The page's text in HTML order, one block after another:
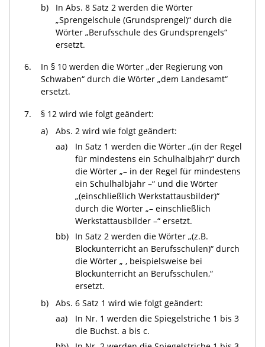
b)
In Abs. 8 Satz 2 werden die Wörter
„Sprengelschule (Grundsprengel)“ durch die
Wörter „Berufsschule des Grundsprengels“
ersetzt.
6.
In § 10 werden die Wörter „der Regierung von
Schwaben“ durch die Wörter „dem Landesamt“
ersetzt.
7.
§ 12 wird wie folgt geändert:
a)
Abs. 2 wird wie folgt geändert:
aa)
In Satz 1 werden die Wörter „(in der Regel
für mindestens ein Schulhalbjahr)“ durch
die Wörter „– in der Regel für mindestens
ein Schulhalbjahr –“ und die Wörter
„(einschließlich Werkstattausbilder)“
durch die Wörter „– einschließlich
Werkstattausbilder –“ ersetzt.
bb)
In Satz 2 werden die Wörter „(z.B.
Blockunterricht an Berufsschulen)“ durch
die Wörter „ , beispielsweise bei
Blockunterricht an Berufsschulen,“
ersetzt.
b)
Abs. 6 Satz 1 wird wie folgt geändert:
aa)
In Nr. 1 werden die Spiegelstriche 1 bis 3
die Buchst. a bis c.